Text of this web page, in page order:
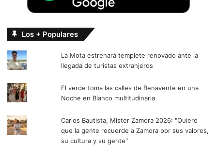
Los + Populares
La Mota estrenará templete renovado ante la
llegada de turistas extranjeros
El verde toma las calles de Benavente en una
Noche en Blanco multitudinaria
Carlos Bautista, Míster Zamora 2026: "Quiero
que la gente recuerde a Zamora por sus valores,
su cultura y su gente"